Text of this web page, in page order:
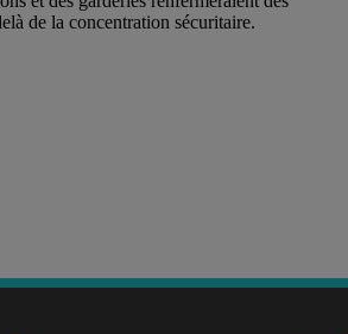
de la concentration sécuritaire.